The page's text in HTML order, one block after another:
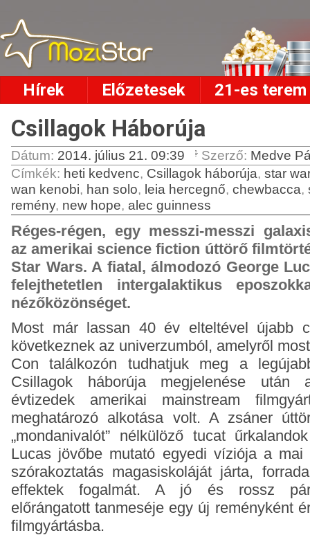
Hírek Előzetesek 21-es terem
Csillagok Háborúja
Dátum: 2014. július 21. 09:39 Szerző: Medve
Címkék: heti kedvenc, Csillagok háborúja, star
wan kenobi, han solo, leia hercegnő, chewbacca,
remény, new hope, alec guinness
Réges-régen, egy messzi-messzi
az amerikai science fiction úttörő
Star Wars. A fiatal, álmodozó George
felejthetetlen intergalaktikus
nézőközönséget.
Most már lassan 40 év elteltével újabb
következnek az univerzumból, amelyről
Con találkozón tudhatjuk meg a
Csillagok háborúja megjelenése után
évtizedek amerikai mainstream
meghatározó alkotása volt. A zsáner
„mondanivalót” nélkülöző tucat
Lucas jövőbe mutató egyedi víziója a
szórakoztatás magasiskoláját járta,
effektek fogalmát. A jó és rossz
előrángatott tanmeséje egy új reményként
filmgyártásba.